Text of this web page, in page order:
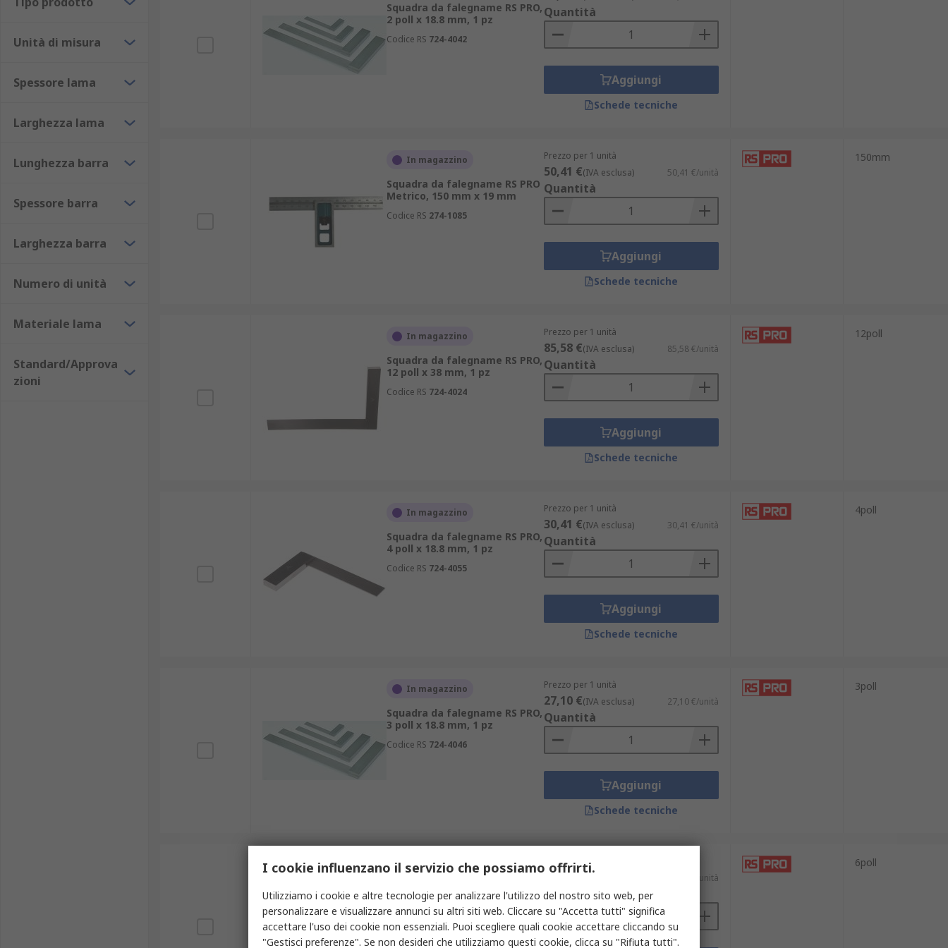
lavorazione del legno e falegnameria,
posa di tetti,
Unità di misura
Spessore lama
Larghezza lama
Lunghezza barra
Spessore barra
Larghezza barra
Numero di unità
Materiale lama
Standard/Approva
zioni
Squadra da falegname RS PRO,
2 poll x 18.8 mm, 1 pz
Codice RS 724-4042
Quantità
Aggiungi
Schede tecniche
In magazzino
Squadra da falegname RS PRO
Metrico, 150 mm x 19 mm
Codice RS 274-1085
Prezzo per 1 unità
50,41 €(IVA esclusa) 50,41 €/unità
Quantità
Aggiungi
Schede tecniche
150mm
In magazzino
Squadra da falegname RS PRO,
12 poll x 38 mm, 1 pz
Codice RS 724-4024
Prezzo per 1 unità
85,58 €(IVA esclusa) 85,58 €/unità
Quantità
Aggiungi
Schede tecniche
12poll
In magazzino
Squadra da falegname RS PRO,
4 poll x 18.8 mm, 1 pz
Codice RS 724-4055
Prezzo per 1 unità
30,41 €(IVA esclusa) 30,41 €/unità
Quantità
Aggiungi
Schede tecniche
4poll
In magazzino
Squadra da falegname RS PRO,
3 poll x 18.8 mm, 1 pz
Codice RS 724-4046
Prezzo per 1 unità
27,10 €(IVA esclusa) 27,10 €/unità
Quantità
Aggiungi
Schede tecniche
3poll
In magazzino
Squadra da falegname RS PRO,
6 poll x 24.5 mm, 1 pz
724-4052
Prezzo per 1 unità
42,78 € 42,78 €/unità
Quantità
6poll
I cookie influenzano il servizio che possiamo offrirti.
Utilizziamo i cookie e altre tecnologie per analizzare l'utilizzo del nostro sito web, per
personalizzare e visualizzare annunci su altri siti web. Cliccare su "Accetta tutti" significa
accettare l'uso dei cookie non essenziali. Puoi scegliere quali cookie accettare cliccando su
"Gestisci preferenze". Se non desideri che utilizziamo questi cookie, clicca su "Rifiuta tutti".